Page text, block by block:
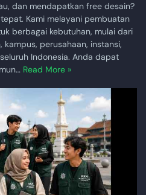
dan mendapatkan free desain?
Kami melayani pembuatan
berbagai kebutuhan, mulai dari
kampus, perusahaan, instansi,
Indonesia. Anda dapat
Read More »